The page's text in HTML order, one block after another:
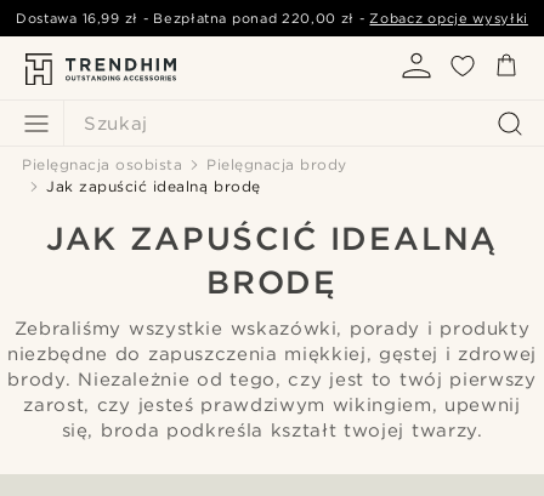
Szukaj
Dostawa 16,99 zł - Bezpłatna ponad220,00 zł -Zobacz opcje wysyłki
Pielęgnacja osobista
Pielęgnacja brody
Jak zapuścić idealną brodę
JAK ZAPUŚCIĆ IDEALNĄ
BRODĘ
Zebraliśmy wszystkie wskazówki, porady i produkty
niezbędne do zapuszczenia miękkiej, gęstej i zdrowej
brody. Niezależnie od tego, czy jest to twój pierwszy
zarost, czy jesteś prawdziwym wikingiem, upewnij
się, broda podkreśla kształt twojej twarzy.